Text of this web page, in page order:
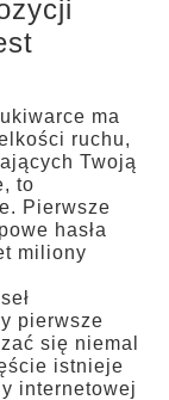
ma
ruchu,
Twoją
to
Pierwsze
hasła
miliony
pierwsze
się niemal
istnieje
internetowej